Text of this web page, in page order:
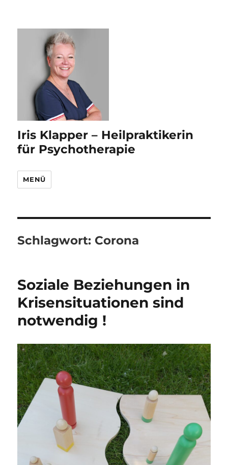
Iris Klapper – Heilpraktikerin
für Psychotherapie
MENÜ
Schlagwort: Corona
Soziale Beziehungen in
Krisensituationen sind
notwendig !